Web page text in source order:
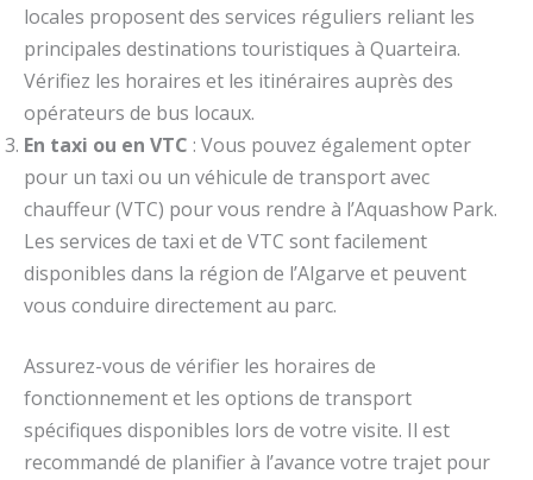
locales proposent des services réguliers reliant les
principales destinations touristiques à Quarteira.
Vérifiez les horaires et les itinéraires auprès des
opérateurs de bus locaux.
En taxi ou en VTC : Vous pouvez également opter
pour un taxi ou un véhicule de transport avec
chauffeur (VTC) pour vous rendre à l’Aquashow Park.
Les services de taxi et de VTC sont facilement
disponibles dans la région de l’Algarve et peuvent
vous conduire directement au parc.
Assurez-vous de vérifier les horaires de
fonctionnement et les options de transport
spécifiques disponibles lors de votre visite. Il est
recommandé de planifier à l’avance votre trajet pour